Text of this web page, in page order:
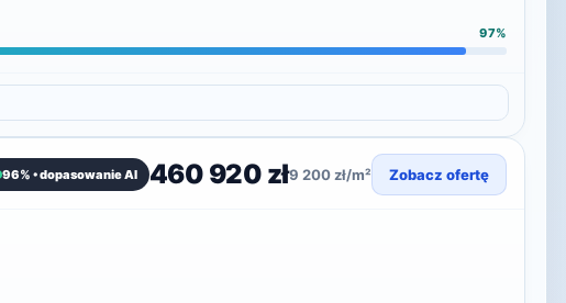
97%
96% • dopasowanie AI 460 920 zł9 200 zł/m² Zobacz ofertę